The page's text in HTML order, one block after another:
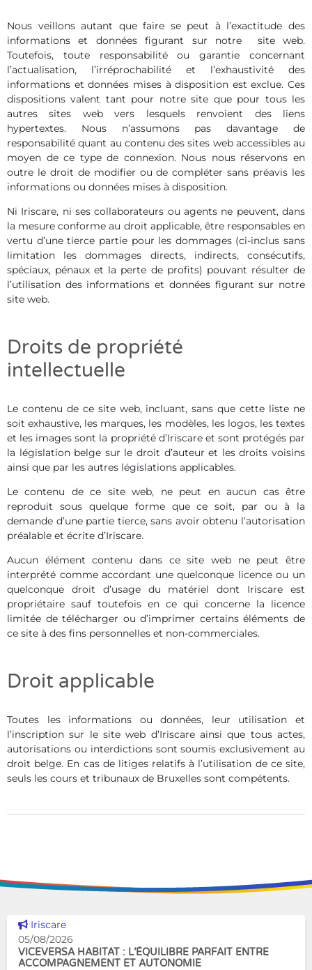
Nous veillons autant que faire se peut à l’exactitude des
informations et données figurant sur notre site web.
Toutefois, toute responsabilité ou garantie concernant
l’actualisation, l’irréprochabilité et l’exhaustivité des
informations et données mises à disposition est exclue. Ces
dispositions valent tant pour notre site que pour tous les
autres sites web vers lesquels renvoient des liens
hypertextes. Nous n’assumons pas davantage de
responsabilité quant au contenu des sites web accessibles au
moyen de ce type de connexion. Nous nous réservons en
outre le droit de modifier ou de compléter sans préavis les
informations ou données mises à disposition.
Ni Iriscare, ni ses collaborateurs ou agents ne peuvent, dans
la mesure conforme au droit applicable, être responsables en
vertu d’une tierce partie pour les dommages (ci-inclus sans
limitation les dommages directs, indirects, consécutifs,
spéciaux, pénaux et la perte de profits) pouvant résulter de
l’utilisation des informations et données figurant sur notre
site web.
Droits de propriété
intellectuelle
Le contenu de ce site web, incluant, sans que cette liste ne
soit exhaustive, les marques, les modèles, les logos, les textes
et les images sont la propriété d’Iriscare et sont protégés par
la législation belge sur le droit d’auteur et les droits voisins
ainsi que par les autres législations applicables.
Le contenu de ce site web, ne peut en aucun cas être
reproduit sous quelque forme que ce soit, par ou à la
demande d’une partie tierce, sans avoir obtenu l’autorisation
préalable et écrite d’Iriscare.
Aucun élément contenu dans ce site web ne peut être
interprété comme accordant une quelconque licence ou un
quelconque droit d’usage du matériel dont Iriscare est
propriétaire sauf toutefois en ce qui concerne la licence
limitée de télécharger ou d’imprimer certains éléments de
ce site à des fins personnelles et non-commerciales.
Droit applicable
Toutes les informations ou données, leur utilisation et
l’inscription sur le site web d’Iriscare ainsi que tous actes,
autorisations ou interdictions sont soumis exclusivement au
droit belge. En cas de litiges relatifs à l’utilisation de ce site,
seuls les cours et tribunaux de Bruxelles sont compétents.
Voir cette news
Iriscare
05/08/2026
VICEVERSA HABITAT : L’ÉQUILIBRE PARFAIT ENTRE
ACCOMPAGNEMENT ET AUTONOMIE